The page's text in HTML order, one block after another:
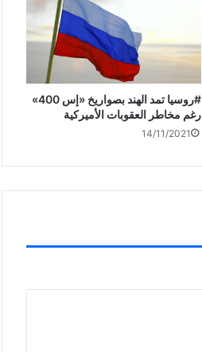
#روسيا تمد الهند بصواريخ «إس 400»
رغم مخاطر العقوبات الأميركية
14/11/2021